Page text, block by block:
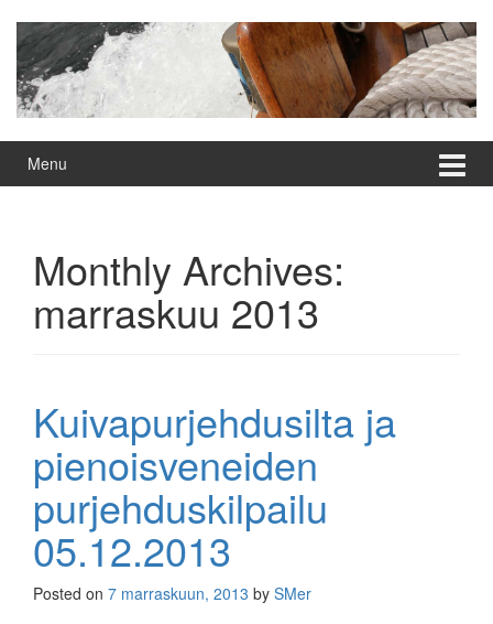
content
main
menu
Menu
Monthly Archives:
marraskuu 2013
Kuivapurjehdusilta ja
pienoisveneiden
purjehduskilpailu
05.12.2013
Posted on 7 marraskuun, 2013 by SMer